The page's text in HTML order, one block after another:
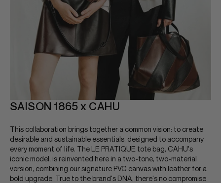
SAISON 1865 x CAHU
This collaboration brings together a common vision: to create
desirable and sustainable essentials, designed to accompany
every moment of life. The LE PRATIQUE tote bag, CAHU's
iconic model, is reinvented here in a two-tone, two-material
version, combining our signature PVC canvas with leather for a
bold upgrade. True to the brand's DNA, there's no compromise